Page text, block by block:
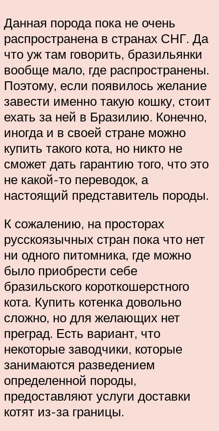
Данная порода пока не очень
распространена в странах СНГ. Да
что уж там говорить, бразильянки
вообще мало, где распространены.
Поэтому, если появилось желание
завести именно такую кошку, стоит
ехать за ней в Бразилию. Конечно,
иногда и в своей стране можно
купить такого кота, но никто не
сможет дать гарантию того, что это
не какой-то переводок, а
настоящий представитель породы.
К сожалению, на просторах
русскоязычных стран пока что нет
ни одного питомника, где можно
было приобрести себе
бразильского короткошерстного
кота. Купить котенка довольно
сложно, но для желающих нет
преград. Есть вариант, что
некоторые заводчики, которые
занимаются разведением
определенной породы,
предоставляют услуги доставки
котят из-за границы.